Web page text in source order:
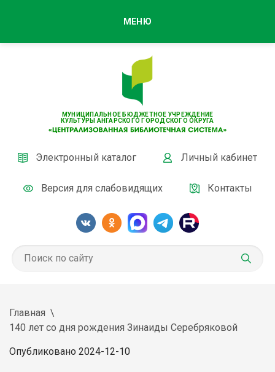
МУНИЦИПАЛЬНОЕ БЮДЖЕТНОЕ УЧРЕЖДЕНИЕ
КУЛЬТУРЫ АНГАРСКОГО ГОРОДСКОГО ОКРУГА
Электронный каталог Личный кабинет
Версия для слабовидящих Контакты
МЕНЮ
Главная
140 лет со дня рождения Зинаиды Серебряковой
Опубликовано 2024-12-10